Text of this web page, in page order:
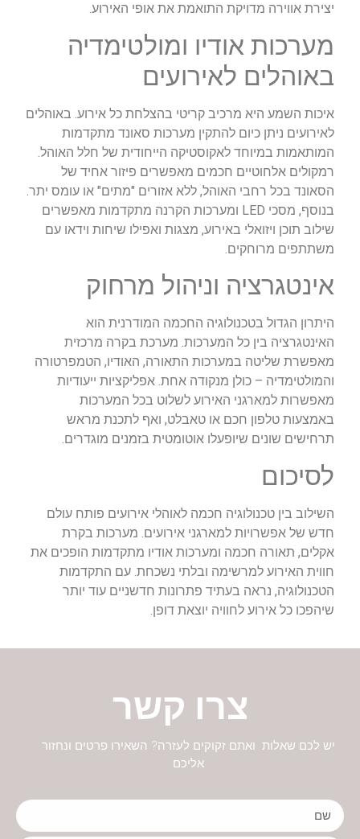
יצירת אווירה מדויקת התואמת את אופי האירוע.
מערכות אודיו ומולטימדיה
באוהלים לאירועים
איכות השמע היא מרכיב קריטי בהצלחת כל אירוע. באוהלים
לאירועים ניתן כיום להתקין מערכות סאונד מתקדמות
המותאמות במיוחד לאקוסטיקה הייחודית של חלל האוהל.
רמקולים אלחוטיים חכמים מאפשרים פיזור אחיד של
הסאונד בכל רחבי האוהל, ללא אזורים "מתים" או עומס יתר.
בנוסף, מסכי LED ומערכות הקרנה מתקדמות מאפשרים
שילוב תוכן ויזואלי באירוע, מצגות ואפילו שיחות וידאו עם
משתתפים מרוחקים.
אינטגרציה וניהול מרחוק
היתרון הגדול בטכנולוגיה החכמה המודרנית הוא
האינטגרציה בין כל המערכות. מערכת בקרה מרכזית
מאפשרת שליטה במערכות התאורה, האודיו, הטמפרטורה
והמולטימדיה – כולן מנקודה אחת. אפליקציות ייעודיות
מאפשרות למארגני האירוע לשלוט בכל המערכות
באמצעות טלפון חכם או טאבלט, ואף לתכנת מראש
תרחישים שונים שיופעלו אוטומטית בזמנים מוגדרים.
לסיכום
השילוב בין טכנולוגיה חכמה לאוהלי אירועים פותח עולם
חדש של אפשרויות למארגני אירועים. מערכות בקרת
אקלים, תאורה חכמה ומערכות אודיו מתקדמות הופכים את
חווית האירוע למרשימה ובלתי נשכחת. עם התקדמות
הטכנולוגיה, נראה בעתיד פתרונות חדשניים עוד יותר
שיהפכו כל אירוע לחוויה יוצאת דופן.
צרו קשר
יש לכם שאלות ואתם זקוקים לעזרה? השאירו פרטים ונחזור
אליכם